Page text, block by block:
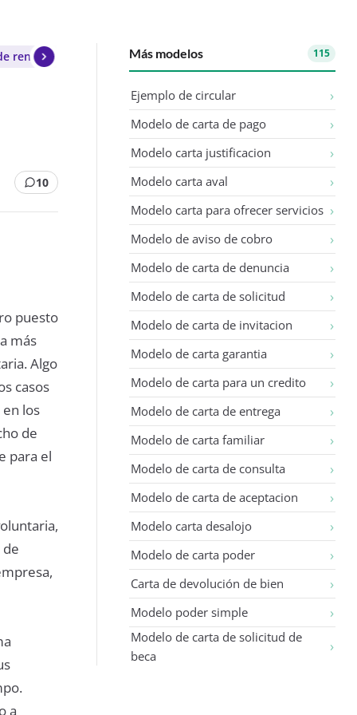
renuncia voluntaria
10
puesto
más
Algo
casos
los
de
para el
a
Más modelos 115
Ejemplo de circular
Modelo de carta de pago
Modelo carta justificacion
Modelo carta aval
Modelo carta para ofrecer servicios
Modelo de aviso de cobro
Modelo de carta de denuncia
Modelo de carta de solicitud
Modelo de carta de invitacion
Modelo de carta garantia
Modelo de carta para un credito
Modelo de carta de entrega
Modelo de carta familiar
Modelo de carta de consulta
Modelo de carta de aceptacion
Modelo carta desalojo
Modelo de carta poder
Carta de devolución de bien
Modelo poder simple
Modelo de carta de solicitud de
beca